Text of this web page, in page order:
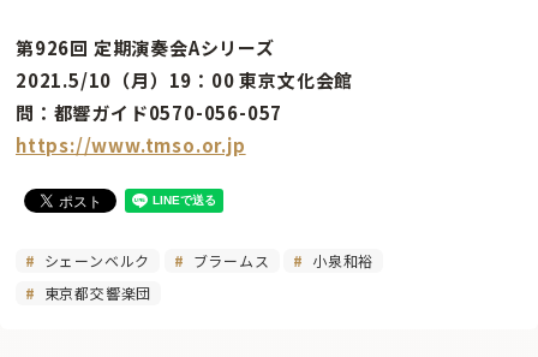
第926回 定期演奏会Aシリーズ
2021.5/10（月）19：00 東京文化会館
問：都響ガイド0570-056-057
https://www.tmso.or.jp
シェーンベルク ブラームス
小泉和裕
東京都交響楽団